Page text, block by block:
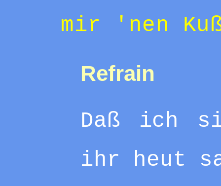
mir 'nen
Refrain
Daß ich
ihr heut